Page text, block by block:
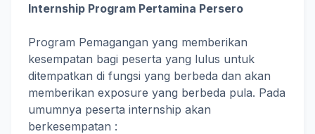
Internship Program Pertamina Persero
Program Pemagangan yang memberikan
kesempatan bagi peserta yang lulus untuk
ditempatkan di fungsi yang berbeda dan akan
memberikan exposure yang berbeda pula. Pada
umumnya peserta internship akan
berkesempatan :